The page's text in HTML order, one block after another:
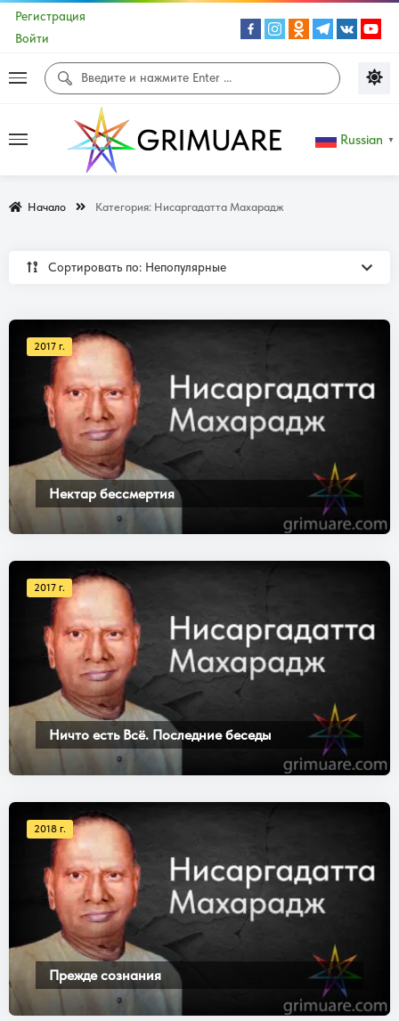
Регистрация
Войти
Russian ▼
Начало Категория: Нисаргадатта Махарадж
Сортировать по: Непопулярные
2017 г.
Нектар бессмертия
2017 г.
Ничто есть Всё. Последние беседы
2018 г.
Прежде сознания